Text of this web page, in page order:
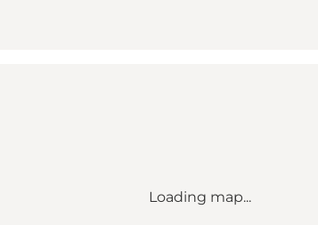
Loading map...